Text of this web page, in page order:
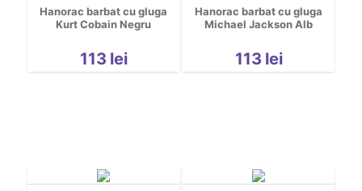
Hanorac barbat cu gluga
Kurt Cobain Negru
113 lei
Hanorac barbat cu gluga
Michael Jackson Alb
113 lei